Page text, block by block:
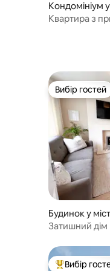
Кондомініум
Квартира з
Вибір гостей
Вибір гостей
Будинок у
Затишний дім
Вибір